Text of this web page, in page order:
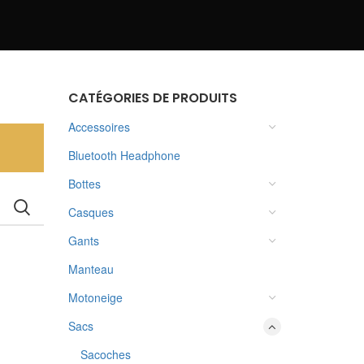
CATÉGORIES DE PRODUITS
Accessoires
Bluetooth Headphone
Bottes
Casques
Gants
Manteau
Motoneige
Sacs
Sacoches